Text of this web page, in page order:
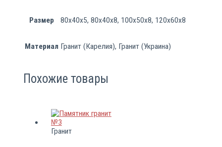
Размер 80х40х5, 80х40х8, 100х50х8, 120х60х8
Материал Гранит (Карелия), Гранит (Украина)
Похожие товары
Гранит